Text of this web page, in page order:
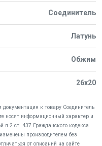
Соединитель
Латунь
Обжим
26x20
документация к товару Соединитель
носят информационный характер и
п.2 ст. 437 Гражданского кодекса
производителем без
от описаний на сайте